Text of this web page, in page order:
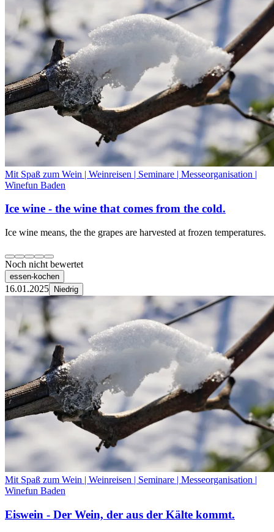
Mit Spaß zum Wein | Weinreisen | Seminare | Messeorganisation |
Winefun Baden
Ice wine - the wine that comes from the cold.
Ice wine means, the the grapes are harvested at frozen temperatures.
Noch nicht bewertet
essen-kochen
16.01.2025 Niedrig
Mit Spaß zum Wein | Weinreisen | Seminare | Messeorganisation |
Winefun Baden
Eiswein - Der Wein, der aus der Kälte kommt.